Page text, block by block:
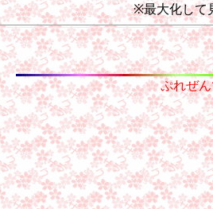
※最大化して
ぷれぜ